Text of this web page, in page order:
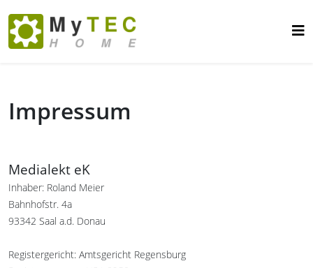
Impressum
Medialekt eK
Inhaber: Roland Meier
Bahnhofstr. 4a
93342 Saal a.d. Donau
Registergericht: Amtsgericht Regensburg